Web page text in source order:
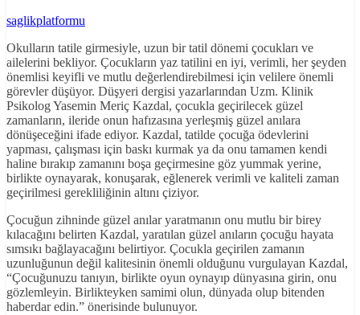
saglikplatformu
Okulların tatile girmesiyle, uzun bir tatil dönemi çocukları ve
ailelerini bekliyor. Çocukların yaz tatilini en iyi, verimli, her şeyden
önemlisi keyifli ve mutlu değerlendirebilmesi için velilere önemli
görevler düşüyor. Düşyeri dergisi yazarlarından Uzm. Klinik
Psikolog Yasemin Meriç Kazdal, çocukla geçirilecek güzel
zamanların, ileride onun hafızasına yerleşmiş güzel anılara
dönüşeceğini ifade ediyor. Kazdal, tatilde çocuğa ödevlerini
yapması, çalışması için baskı kurmak ya da onu tamamen kendi
haline bırakıp zamanını boşa geçirmesine göz yummak yerine,
birlikte oynayarak, konuşarak, eğlenerek verimli ve kaliteli zaman
geçirilmesi gerekliliğinin altını çiziyor.
Çocuğun zihninde güzel anılar yaratmanın onu mutlu bir birey
kılacağını belirten Kazdal, yaratılan güzel anıların çocuğu hayata
sımsıkı bağlayacağını belirtiyor. Çocukla geçirilen zamanın
uzunluğunun değil kalitesinin önemli olduğunu vurgulayan Kazdal,
“Çocuğunuzu tanıyın, birlikte oyun oynayıp dünyasına girin, onu
gözlemleyin. Birlikteyken samimi olun, dünyada olup bitenden
haberdar edin.” önerisinde bulunuyor.